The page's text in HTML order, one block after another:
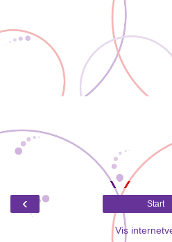
‹ Start
Vis